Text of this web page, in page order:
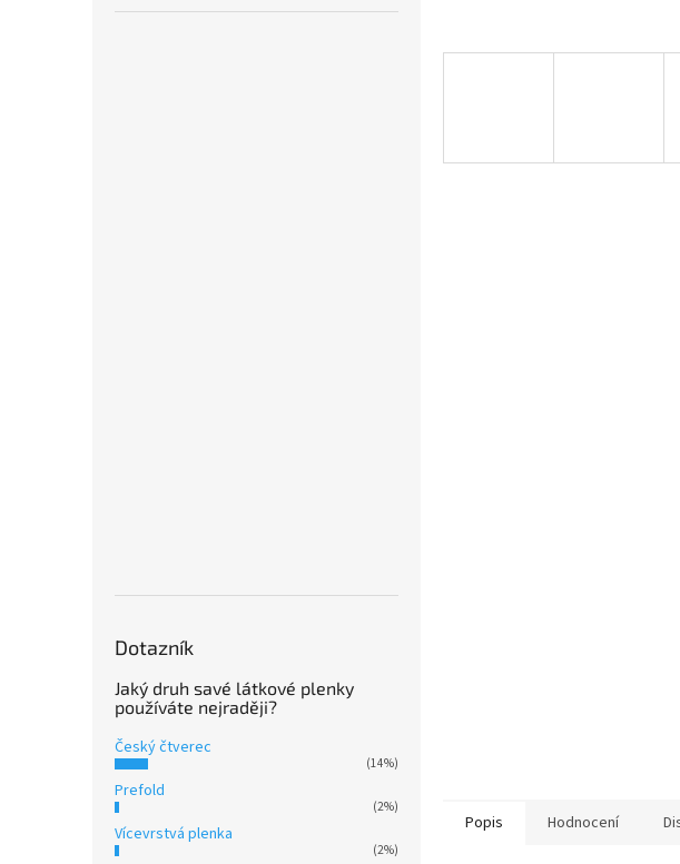
Dotazník
Jaký druh savé látkové plenky
používáte nejraději?
Český čtverec
(14%)
Prefold
(2%)
Vícevrstvá plenka
(2%)
Popis Hodnocení